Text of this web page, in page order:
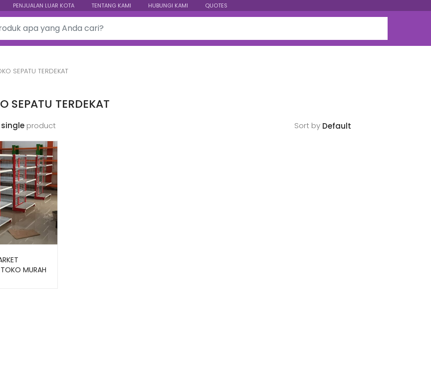
PENJUALAN LUAR KOTA TENTANG KAMI HUBUNGI KAMI QUOTES
SEPATU TERDEKAT
SEPATU TERDEKAT
single product Sort by
MURAH